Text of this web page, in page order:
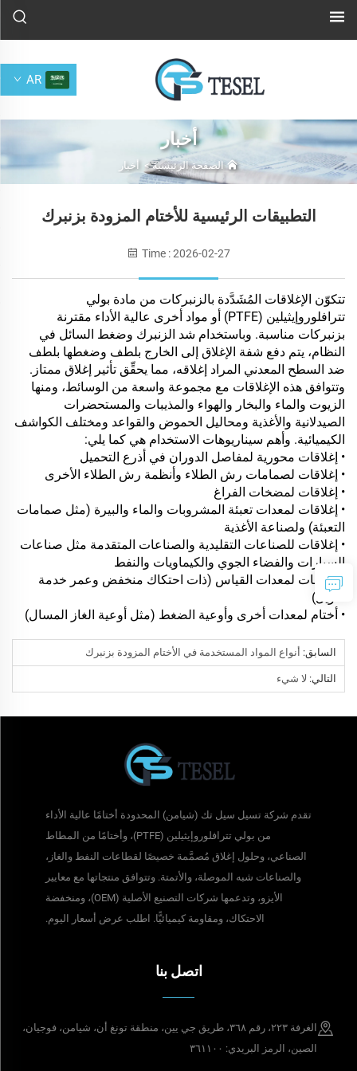
AR
أخبار
الصفحة الرئيسية> أخبار
التطبيقات الرئيسية للأختام المزودة بزنبرك
Time : 2026-02-27
تتكوّن الإغلاقات المُشَدَّدة بالزنبركات من مادة بولي
تترافلوروإيثيلين (PTFE) أو مواد أخرى عالية الأداء مقترنة
بزنبركات مناسبة. وباستخدام شد الزنبرك وضغط السائل في
النظام، يتم دفع شفة الإغلاق إلى الخارج بلطف وضغطها بلطف
ضد السطح المعدني المراد إغلاقه، مما يحقِّق تأثير إغلاق ممتاز.
وتتوافق هذه الإغلاقات مع مجموعة واسعة من الوسائط، ومنها
الزيوت والماء والبخار والهواء والمذيبات والمستحضرات
الصيدلانية والأغذية ومحاليل الحموض والقواعد ومختلف الكواشف
الكيميائية. وأهم سيناريوهات الاستخدام هي كما يلي:
• إغلاقات محورية لمفاصل الدوران في أذرع التحميل
• إغلاقات لصمامات رش الطلاء وأنظمة رش الطلاء الأخرى
• إغلاقات لمضخات الفراغ
• إغلاقات لمعدات تعبئة المشروبات والماء والبيرة (مثل صمامات
التعبئة) ولصناعة الأغذية
• إغلاقات للصناعات التقليدية والصناعات المتقدمة مثل صناعات
السيارات والفضاء الجوي والكيماويات والنفط
• إغلاقات لمعدات القياس (ذات احتكاك منخفض وعمر خدمة
طويل)
• أختام لمعدات أخرى وأوعية الضغط (مثل أوعية الغاز المسال)
السابق: أنواع المواد المستخدمة في الأختام المزودة بزنبرك
التالي: لا شيء
تقدم شركة تسيل سيل تك (شيامن) المحدودة أختامًا عالية الأداء
من بولي تترافلوروإيثيلين (PTFE)، وأختامًا من المطاط
الصناعي، وحلول إغلاق مُصمَّمة خصيصًا لقطاعات النفط والغاز،
والصناعات شبه الموصلة، والأتمتة. وتتوافق منتجاتها مع معايير
الأيزو، وتدعمها شركات التصنيع الأصلية (OEM)، ومنخفضة
الاحتكاك، ومقاومة كيميائيًّا. اطلب عرض أسعار اليوم.
اتصل بنا
الغرفة ٢٢٣، رقم ٣٦٨، طريق جي يين، منطقة تونغ أن، شيامن، فوجيان،
الصين، الرمز البريدي: ٣٦١١٠٠